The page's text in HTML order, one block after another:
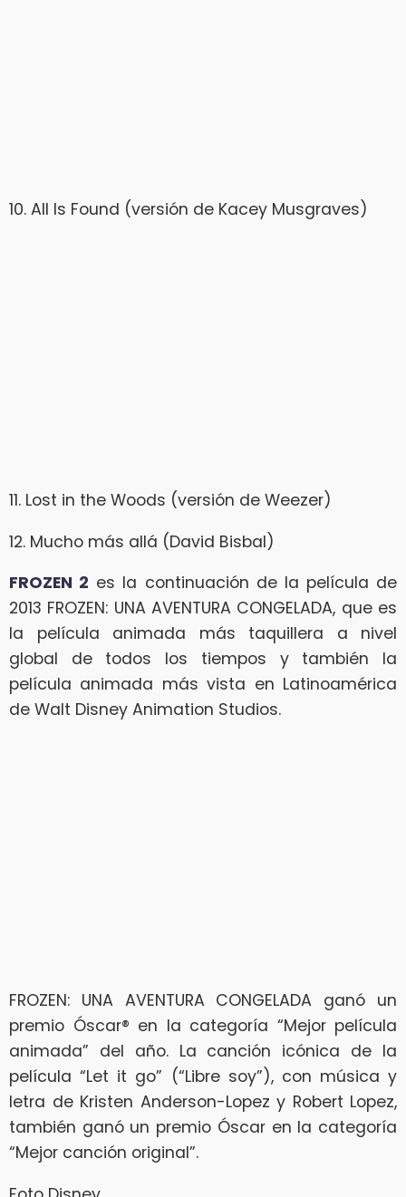
10. All Is Found (versión de Kacey Musgraves)
11. Lost in the Woods (versión de Weezer)
12. Mucho más allá (David Bisbal)
FROZEN 2 es la continuación de la película de
2013 FROZEN: UNA AVENTURA CONGELADA, que es
la película animada más taquillera a nivel
global de todos los tiempos y también la
película animada más vista en Latinoamérica
de Walt Disney Animation Studios.
FROZEN: UNA AVENTURA CONGELADA ganó un
premio Óscar® en la categoría “Mejor película
animada” del año. La canción icónica de la
película “Let it go” (“Libre soy”), con música y
letra de Kristen Anderson-Lopez y Robert Lopez,
también ganó un premio Óscar en la categoría
“Mejor canción original”.